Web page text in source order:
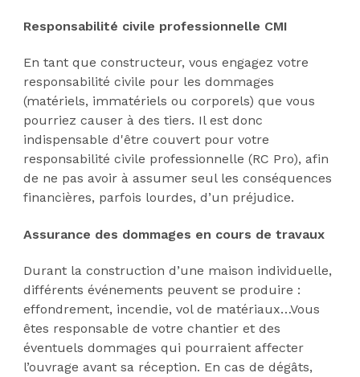
Responsabilité civile professionnelle CMI
En tant que constructeur, vous engagez votre
responsabilité civile pour les dommages
(matériels, immatériels ou corporels) que vous
pourriez causer à des tiers. Il est donc
indispensable d'être couvert pour votre
responsabilité civile professionnelle (RC Pro), afin
de ne pas avoir à assumer seul les conséquences
financières, parfois lourdes, d’un préjudice.
Assurance des dommages en cours de travaux
Durant la construction d’une maison individuelle,
différents événements peuvent se produire :
effondrement, incendie, vol de matériaux…Vous
êtes responsable de votre chantier et des
éventuels dommages qui pourraient affecter
l’ouvrage avant sa réception. En cas de dégâts,